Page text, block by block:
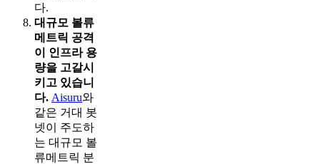
다.
대규모 볼류
메트릭 공격
이 인프라 용
량을 고갈시
키고 있습니
다. Aisuru와
같은 거대 봇
넷이 주도하
는 대규모 볼
류메트릭 분